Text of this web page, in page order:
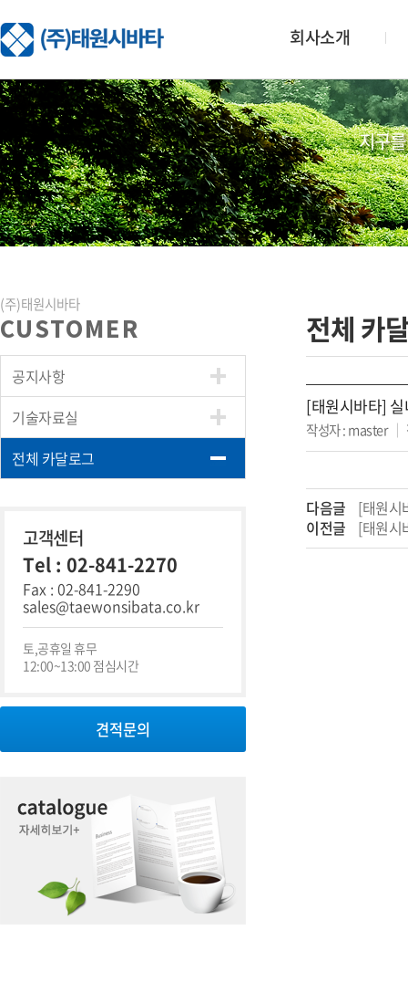
회사소개
지구
(주)태원시바타
CUSTOMER
공지사항
기술자료실
전체 카달로그
고객센터
Tel : 02-841-2270
Fax : 02-841-2290
sales@taewonsibata.co.kr
토,공휴일 휴무
12:00~13:00 점심시간
견적문의
전체 카
[태원시바타]
작성자 : master ｜
다음글
[태원시
이전글
[태원시